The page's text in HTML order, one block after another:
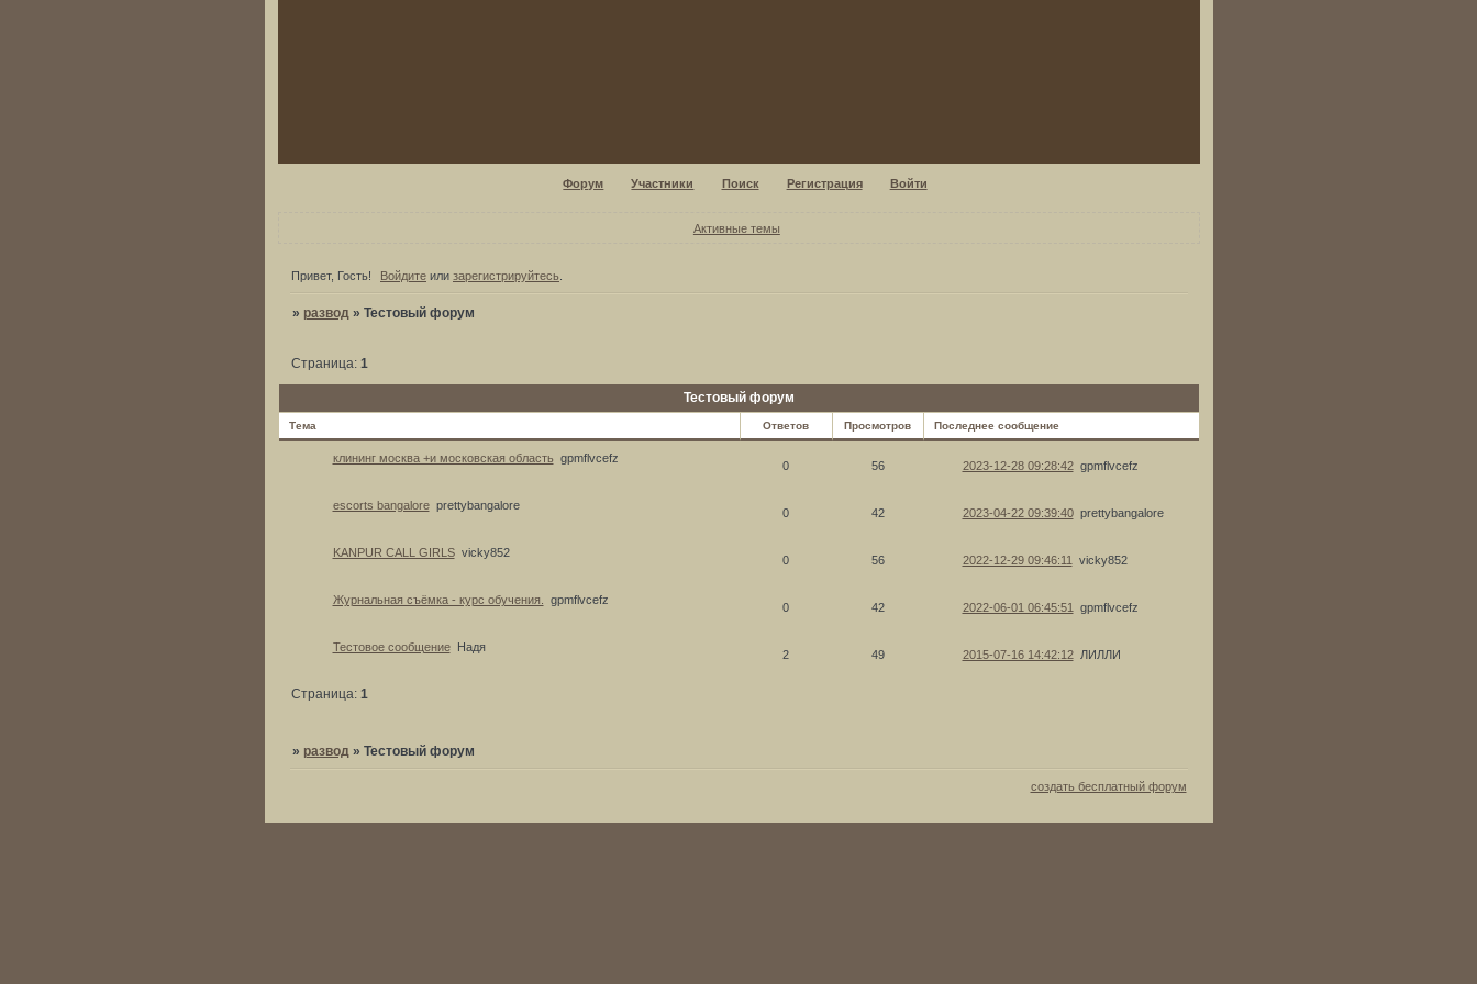
Форум Участники Поиск Регистрация Войти
Активные темы
Привет, Гость! Войдите или зарегистрируйтесь
» развод » Тестовый форум
Тестовый форум
Страница: 1
Тема Ответов Просмотров Последнее сообщение
клининг москва +и московская область gpmflvcefz
0 56 2023-12-28 09:28:42 gpmflvcefz
escorts bangalore prettybangalore
0 42 2023-04-22 09:39:40 prettybangalore
KANPUR CALL GIRLS vicky852
0 56 2022-12-29 09:46:11 vicky852
Журнальная съёмка - курс обучения. gpmflvcefz
0 42 2022-06-01 06:45:51 gpmflvcefz
Тестовое сообщение Надя
2 49 2015-07-16 14:42:12 ЛИЛЛИ
Страница: 1
» развод » Тестовый форум
создать бесплатный форум